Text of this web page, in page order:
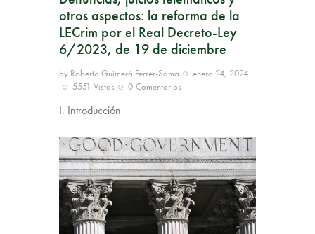
otros aspectos: la reforma de la
LECrim por el Real Decreto-Ley
6/2023, de 19 de diciembre
by Roberto Guimerá Ferrer-Sama
enero 24, 2024
5551 Vistas 0 Comentarios
I. Introducción